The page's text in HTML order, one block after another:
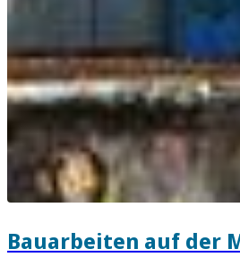
Bauarbeiten auf der